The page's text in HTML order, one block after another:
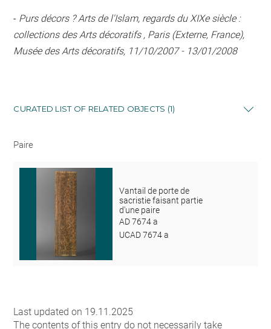
- Purs décors ? Arts de l'Islam, regards du XIXe siècle :
collections des Arts décoratifs , Paris (Externe, France),
Musée des Arts décoratifs, 11/10/2007 - 13/01/2008
CURATED LIST OF RELATED OBJECTS (1)
Paire
Vantail de porte de
sacristie faisant partie
d'une paire
AD 7674 a
UCAD 7674 a
Last updated on 19.11.2025
The contents of this entry do not necessarily take